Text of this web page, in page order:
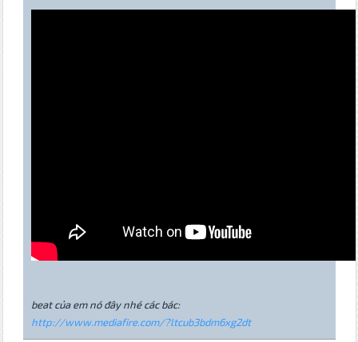
beat của em nó đây nhé các bác:
http://www.mediafire.com/?ltcub3bdm6xg2dt